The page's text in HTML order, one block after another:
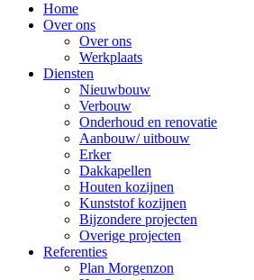
Home
Over ons
Over ons
Werkplaats
Diensten
Nieuwbouw
Verbouw
Onderhoud en renovatie
Aanbouw/ uitbouw
Erker
Dakkapellen
Houten kozijnen
Kunststof kozijnen
Bijzondere projecten
Overige projecten
Referenties
Plan Morgenzon